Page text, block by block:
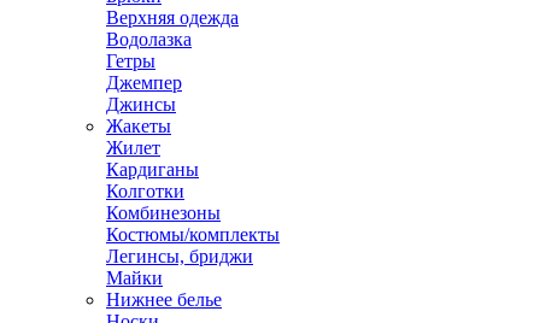
Верхняя одежда
Водолазка
Гетры
Джемпер
Джинсы
Жакеты
Жилет
Кардиганы
Колготки
Комбинезоны
Костюмы/комплекты
Легинсы, бриджи
Майки
Нижнее белье